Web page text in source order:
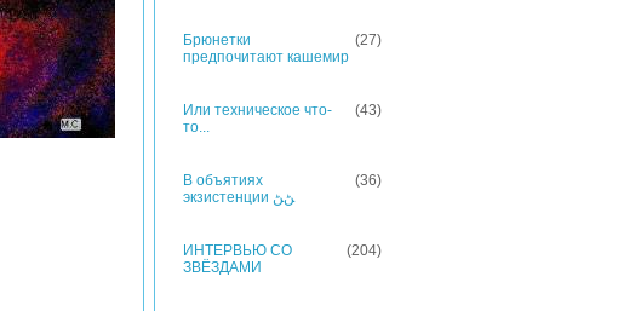
Брюнетки
предпочитают кашемир
(27)
Или техническое что-
то...
(43)
В объятиях
экзистенции ﮡﮡ
(36)
ИНТЕРВЬЮ СО
ЗВЁЗДАМИ
(204)